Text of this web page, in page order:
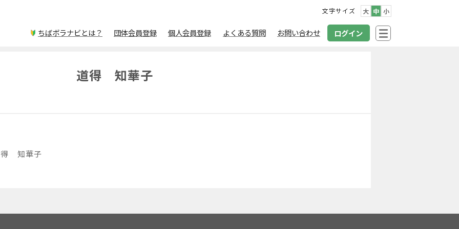
文字サイズ 大 中 小
ちばボラナビとは？ 団体会員登録 個人会員登録 よくある質問 お問い合わせ ログイン
道得 知華子
知華子